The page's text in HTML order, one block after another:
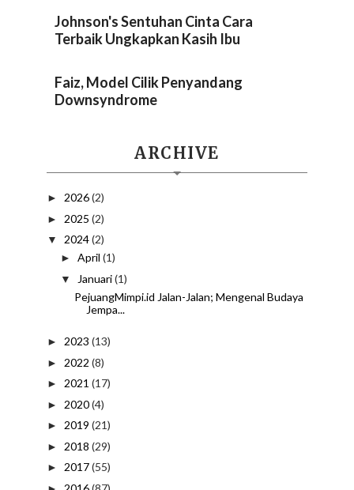
Johnson's Sentuhan Cinta Cara
Terbaik Ungkapkan Kasih Ibu
Faiz, Model Cilik Penyandang
Downsyndrome
ARCHIVE
► 2026(2)
► 2025 (2)
▼ 2024(2)
► April (1)
▼ Januari(1)
PejuangMimpi.id Jalan-Jalan; Mengenal Budaya
Jempa...
► 2023 (13)
► 2022 (8)
► 2021 (17)
► 2020(4)
► 2019 (21)
► 2018 (29)
► 2017(55)